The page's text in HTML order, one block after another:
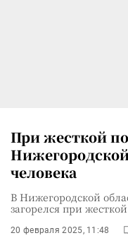
При жесткой
человека
В Нижегородской
загорелся при
20 февраля 2025, 11:48